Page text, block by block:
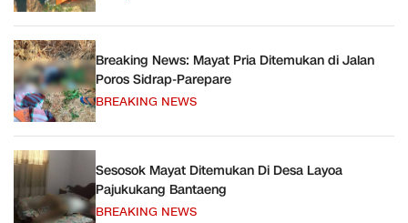
Breaking News: Mayat Pria Ditemukan di Jalan
Poros Sidrap-Parepare
BREAKING NEWS
Sesosok Mayat Ditemukan Di Desa Layoa
Pajukukang Bantaeng
BREAKING NEWS